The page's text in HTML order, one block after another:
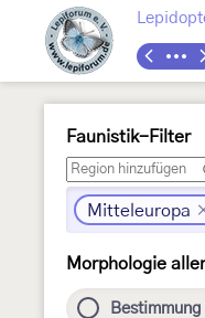
Faunistik-Filter
Mitteleuropa
Morphologie
Bestimmung